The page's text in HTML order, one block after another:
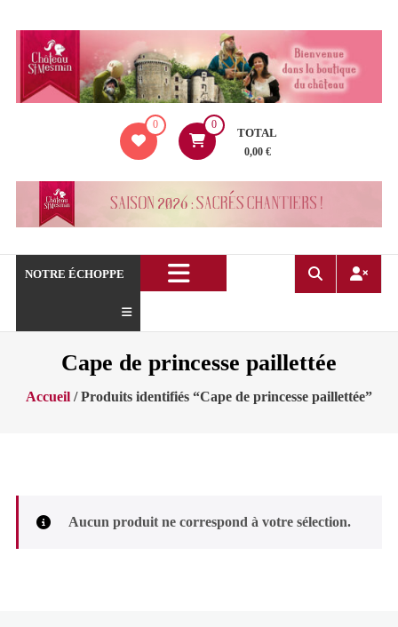
contenu
de
Mesmin
0 0
TOTAL
0,00 €
NOTRE ÉCHOPPE
Cape de princesse paillettée
Accueil/ Produits identifiés “Cape de princesse paillettée”
Aucun produit ne correspond à votre sélection.